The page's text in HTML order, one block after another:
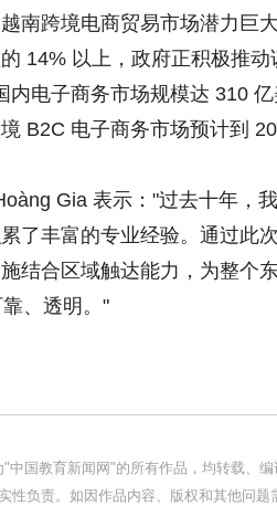
南跨境电商贸易市场潜力巨
14% 以上，政府正积极推
内电子商务市场规模达 310
B2C 电子商务市场预计到
Gia 表示："过去十年，
了丰富的专业经验。通过此
结合区域触达能力，为整个
、透明。"
"中国教育新闻网"的所有作品，均转载、
性负责。如因作品内容、版权和其他问